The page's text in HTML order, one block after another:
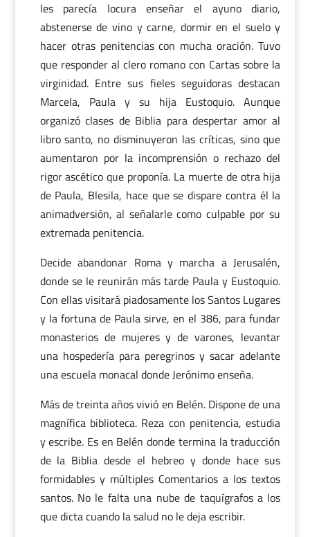
les parecía locura enseñar el ayuno diario,
abstenerse de vino y carne, dormir en el suelo y
hacer otras penitencias con mucha oración. Tuvo
que responder al clero romano con Cartas sobre la
virginidad. Entre sus fieles seguidoras destacan
Marcela, Paula y su hija Eustoquio. Aunque
organizó clases de Biblia para despertar amor al
libro santo, no disminuyeron las críticas, sino que
aumentaron por la incomprensión o rechazo del
rigor ascético que proponía. La muerte de otra hija
de Paula, Blesila, hace que se dispare contra él la
animadversión, al señalarle como culpable por su
extremada penitencia.
Decide abandonar Roma y marcha a Jerusalén,
donde se le reunirán más tarde Paula y Eustoquio.
Con ellas visitará piadosamente los Santos Lugares
y la fortuna de Paula sirve, en el 386, para fundar
monasterios de mujeres y de varones, levantar
una hospedería para peregrinos y sacar adelante
una escuela monacal donde Jerónimo enseña.
Más de treinta años vivió en Belén. Dispone de una
magnífica biblioteca. Reza con penitencia, estudia
y escribe. Es en Belén donde termina la traducción
de la Biblia desde el hebreo y donde hace sus
formidables y múltiples Comentarios a los textos
santos. No le falta una nube de taquígrafos a los
que dicta cuando la salud no le deja escribir.